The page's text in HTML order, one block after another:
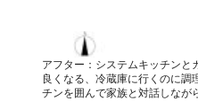
アフター：システムキッチンと
良くなる、冷蔵庫に行くのに調
チンを囲んで家族と対話しなが